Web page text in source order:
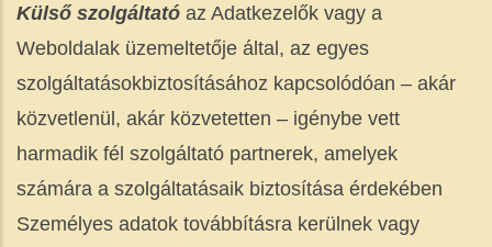
Külső szolgáltató az Adatkezelők vagy a
Weboldalak üzemeltetője által, az egyes
szolgáltatásokbiztosításához kapcsolódóan – akár
közvetlenül, akár közvetetten – igénybe vett
harmadik fél szolgáltató partnerek, amelyek
számára a szolgáltatásaik biztosítása érdekében
Személyes adatok továbbításra kerülnek vagy